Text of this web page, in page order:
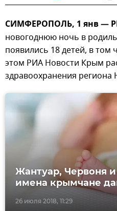
СИМФЕРОПОЛЬ, 1 янв —
новогоднюю ночь в
появились 18 детей, в том
этом РИА Новости Крым
здравоохранения региона
26 июля 2018, 11:29
Жантуар, Червоня
имена крымчане